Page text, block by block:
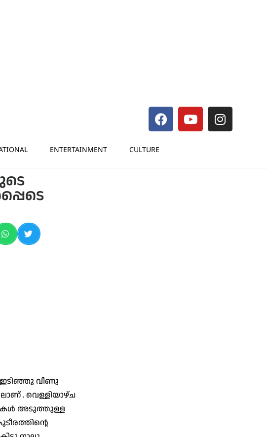
ENTERTAINMENT CULTURE
ഇടിഞ്ഞു വീണു
. വെള്ളിയാഴ്ച
അടുത്തുള്ള